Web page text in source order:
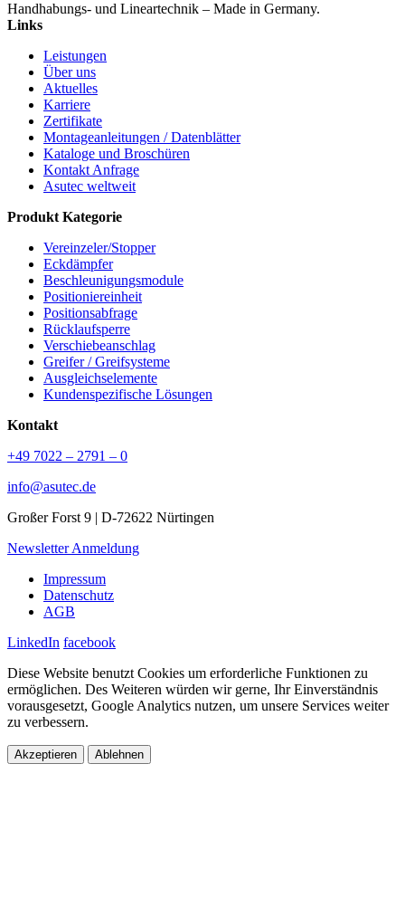
Handhabungs- und Lineartechnik – Made in Germany.
Links
Leistungen
Über uns
Aktuelles
Karriere
Zertifikate
Montageanleitungen / Datenblätter
Kataloge und Broschüren
Kontakt Anfrage
Asutec weltweit
Produkt Kategorie
Vereinzeler/Stopper
Eckdämpfer
Beschleunigungsmodule
Positioniereinheit
Positionsabfrage
Rücklaufsperre
Verschiebeanschlag
Greifer / Greifsysteme
Ausgleichselemente
Kundenspezifische Lösungen
Kontakt
+49 7022 – 2791 – 0
info@asutec.de
Großer Forst 9 | D-72622 Nürtingen
Newsletter Anmeldung
Impressum
Datenschutz
AGB
LinkedIn facebook
Diese Website benutzt Cookies um erforderliche Funktionen zu
ermöglichen. Des Weiteren würden wir gerne, Ihr Einverständnis
vorausgesetzt, Google Analytics nutzen, um unsere Services weiter
zu verbessern.
Akzeptieren Ablehnen